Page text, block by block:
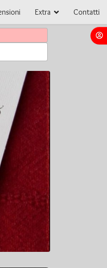
Extra Contatti